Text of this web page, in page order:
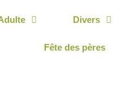
Divers
Fête des pères